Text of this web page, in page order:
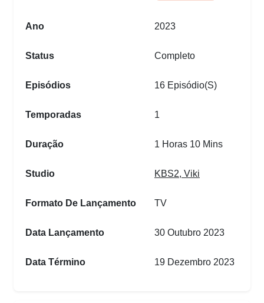
Ano 2023
Status Completo
Episódios 16 Episódio(s)
Temporadas 1
Duração 1 Horas 10 Mins
Studio KBS2, Viki
Formato De Lançamento TV
Data Lançamento 30 Outubro 2023
Data Término 19 Dezembro 2023